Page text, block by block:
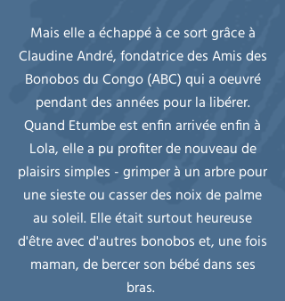
Mais elle a échappé à ce sort grâce à
Claudine André, fondatrice des Amis des
Bonobos du Congo (ABC) qui a oeuvré
pendant des années pour la libérer.
Quand Etumbe est enfin arrivée enfin à
Lola, elle a pu profiter de nouveau de
plaisirs simples - grimper à un arbre pour
une sieste ou casser des noix de palme
au soleil. Elle était surtout heureuse
d'être avec d'autres bonobos et, une fois
maman, de bercer son bébé dans ses
bras.